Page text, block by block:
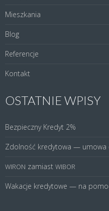
Mieszkania
Blog
Referencje
Kontakt
OSTATNIE WPISY
Bezpieczny Kredyt 2%
Zdolność kredytowa — umowa
WIRON zamiast WIBOR
Wakacje kredytowe — na